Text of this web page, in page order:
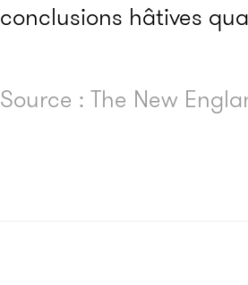
conclusions hâtives
Source : The New